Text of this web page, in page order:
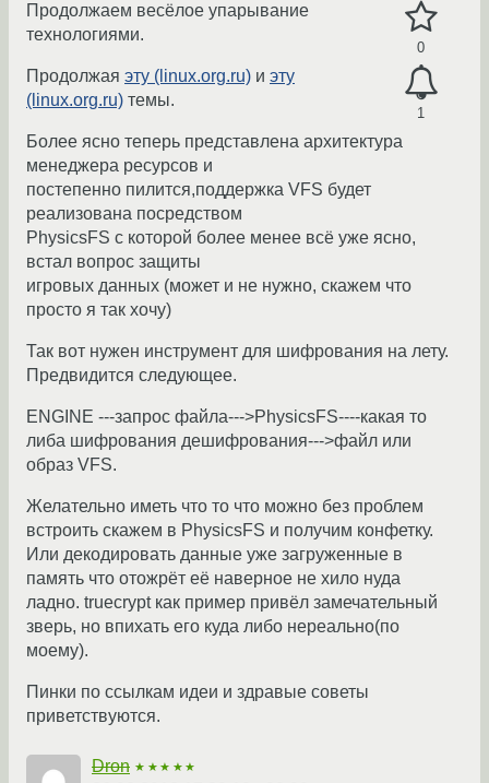
0
1
Продолжаем весёлое упарывание
технологиями.
Продолжая эту (linux.org.ru) и эту
(linux.org.ru) темы.
Более ясно теперь представлена архитектура
менеджера ресурсов и
постепенно пилится,поддержка VFS будет
реализована посредством
PhysicsFS c которой более менее всё уже ясно,
встал вопрос защиты
игровых данных (может и не нужно, скажем что
просто я так хочу)
Так вот нужен инструмент для шифрования на лету.
Предвидится следующее.
ENGINE ---запрос файла--->PhysicsFS----какая то
либа шифрования дешифрования--->файл или
образ VFS.
Желательно иметь что то что можно без проблем
встроить скажем в PhysicsFS и получим конфетку.
Или декодировать данные уже загруженные в
память что отожрёт её наверное не хило нуда
ладно. truecrypt как пример привёл замечательный
зверь, но впихать его куда либо нереально(по
моему).
Пинки по ссылкам идеи и здравые советы
приветствуются.
Dron ★★★★★